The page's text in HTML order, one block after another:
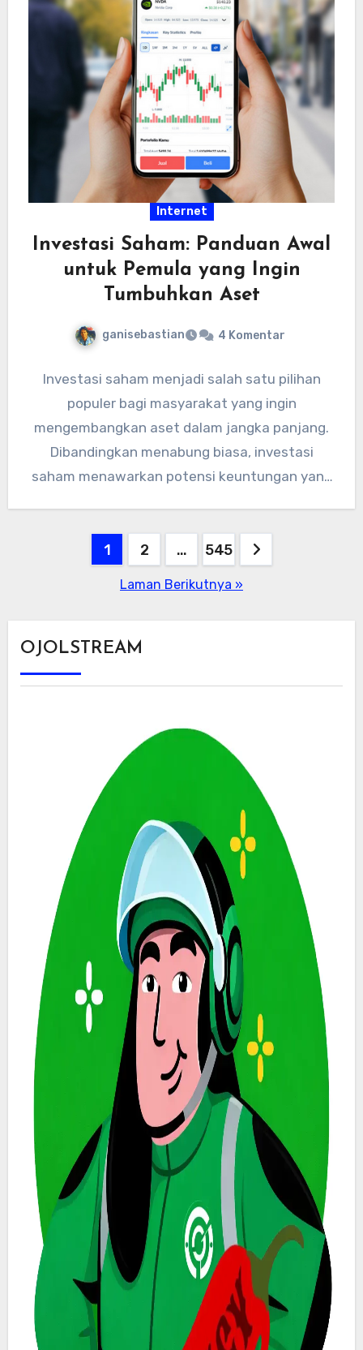
Internet
Investasi Saham: Panduan Awal
untuk Pemula yang Ingin
Tumbuhkan Aset
ganisebastian 4 Komentar
Investasi saham menjadi salah satu pilihan
populer bagi masyarakat yang ingin
mengembangkan aset dalam jangka panjang.
Dibandingkan menabung biasa, investasi
saham menawarkan potensi keuntungan yang
Paginasi
1 2 … 545
Laman Berikutnya »
OJOLSTREAM